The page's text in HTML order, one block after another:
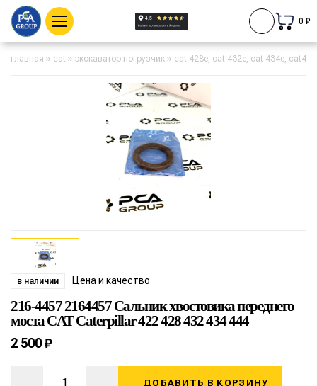
0 ₽
главная » cat » экскаватор погрузчик » cat 428e, cat 432e, cat 434e,
в наличии Цена и качество
216-4457 2164457 Сальник хвостовика переднего
моста CAT Caterpillar 422 428 432 434 444
2 500 ₽
ДОБАВИТЬ В КОРЗИНУ